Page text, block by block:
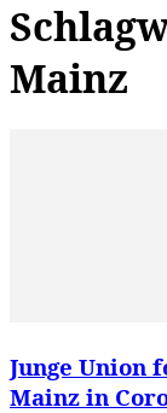
Mainz
Junge Union
Mainz in